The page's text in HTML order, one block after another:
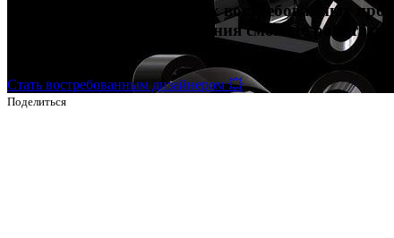
Попробуйте себя в четырех востребованных
больше всего. После обучения сможете
Стать востребованным дизайнером 💥
Поделиться